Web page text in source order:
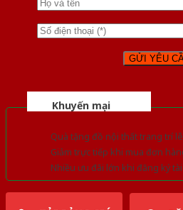
Khuyến mại
Quà tặng đồ nội thất trang trí
Giảm trực tiếp khi mua đơn
Nhiều ưu đãi lớn khi đăng ký